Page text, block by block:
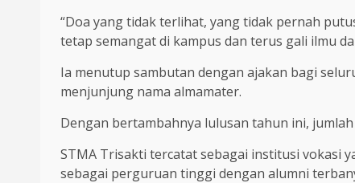
“Doa yang tidak terlihat, yang tidak pernah
tetap semangat di kampus dan terus gali ilmu
Ia menutup sambutan dengan ajakan bagi
menjunjung nama almamater.
Dengan bertambahnya lulusan tahun ini,
STMA Trisakti tercatat sebagai institusi vokasi
sebagai perguruan tinggi dengan alumni